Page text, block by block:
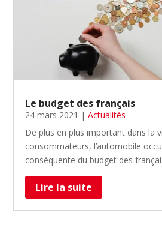
Le budget des français
24 mars 2021 |Actualités
De plus en plus important dans la
consommateurs, l’automobile
conséquente du budget des
Lire la suite